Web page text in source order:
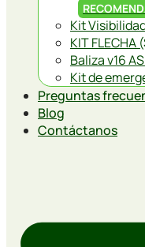
Kit
KIT
Baliza v16
Kit de
Preguntas
Blog
Contáctanos